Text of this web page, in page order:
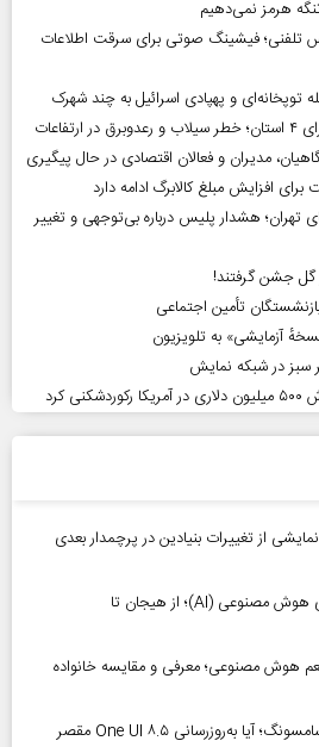
هرمز نمی‌دهیم
فیشینگ صوتی برای سرقت اطلاعات
و پهپادی اسرائیل به چند شهرک
مدیران و فعالان اقتصادی در حال پیگیری
افزایش مبلغ کالابرگ ادامه دارد
تهران؛ هشدار پلیس درباره بی‌توجهی و تغییر
گل جشن گرفتند!
تأمین اجتماعی
آزمایشی» به تلویزیون
سبز در شبکه نمایش
پیش‌نمایشی از تغییرات بنیادین در پرچمدار بعدی
رشد خیره‌کننده بازار توکن‌های هوش مصنوعی (AI)؛ از هیجان تا
هوش مصنوعی؛ معرفی و مقایسه خانواده
بحران باتری در گوشی‌های سامسونگ؛ آیا به‌روزرسانی One UI ۸.۵ مقصر